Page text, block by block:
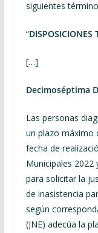
siguientes
“DISPOSICIONES
[…]
Decimoséptima
Las personas
un plazo máximo
fecha de
Municipales 2022
para solicitar la
de inasistencia
según
(JNE) adecúa la